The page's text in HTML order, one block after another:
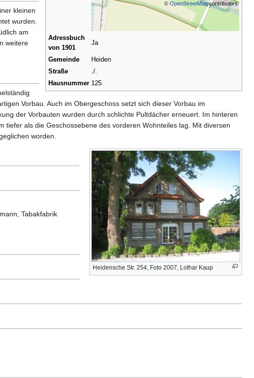
© OpenStreetMapcontributors
Adressbuch
von 1901
Ja
Gemeinde
Heiden
Straße
./.
Hausnummer 125
kleinen
wurden.
am
weitere
Vorbau. Auch im Obergeschoss setzt sich dieser Vorbau im
der Vorbauten wurden durch schlichte Pultdächer erneuert. Im hinteren
als die Geschossebene des vorderen Wohnteiles lag. Mit diversen
worden.
Heidensche Str. 254, Foto 2007, Lothar Kaup
Tabakfabrik